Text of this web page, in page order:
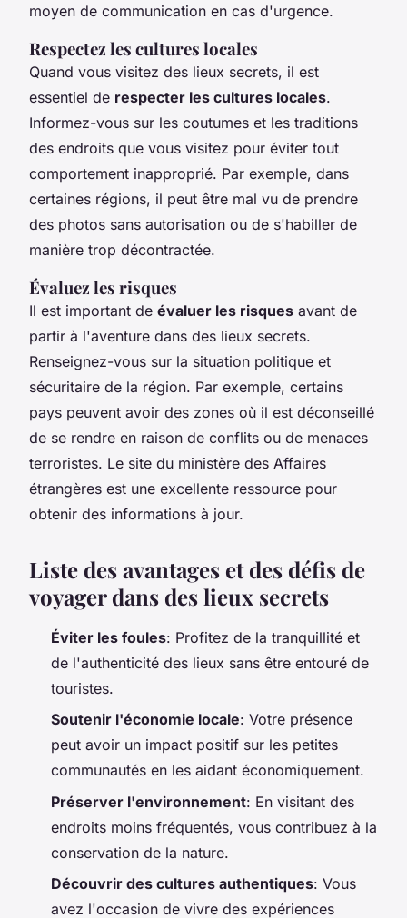
moyen de communication en cas d'urgence.
Respectez les cultures locales
Quand vous visitez des lieux secrets, il est
essentiel de respecter les cultures locales.
Informez-vous sur les coutumes et les traditions
des endroits que vous visitez pour éviter tout
comportement inapproprié. Par exemple, dans
certaines régions, il peut être mal vu de prendre
des photos sans autorisation ou de s'habiller de
manière trop décontractée.
Évaluez les risques
Il est important de évaluer les risques avant de
partir à l'aventure dans des lieux secrets.
Renseignez-vous sur la situation politique et
sécuritaire de la région. Par exemple, certains
pays peuvent avoir des zones où il est déconseillé
de se rendre en raison de conflits ou de menaces
terroristes. Le site du ministère des Affaires
étrangères est une excellente ressource pour
obtenir des informations à jour.
Liste des avantages et des défis de
voyager dans des lieux secrets
Éviter les foules: Profitez de la tranquillité et
de l'authenticité des lieux sans être entouré de
touristes.
Soutenir l'économie locale: Votre présence
peut avoir un impact positif sur les petites
communautés en les aidant économiquement.
Préserver l'environnement: En visitant des
endroits moins fréquentés, vous contribuez à la
conservation de la nature.
Découvrir des cultures authentiques: Vous
avez l'occasion de vivre des expériences